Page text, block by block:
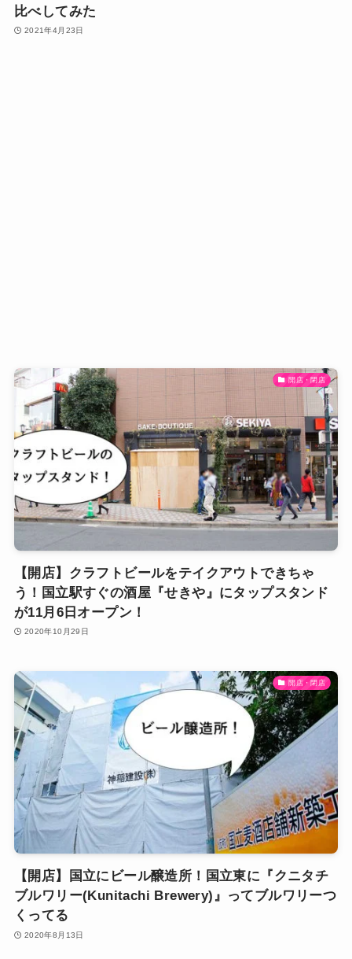
比べしてみた
2021年4月23日
開店・閉店
【開店】クラフトビールをテイクアウトできちゃ
う！国立駅すぐの酒屋『せきや』にタップスタンド
が11月6日オープン！
2020年10月29日
開店・閉店
【開店】国立にビール醸造所！国立東に『クニタチ
ブルワリー(Kunitachi Brewery)』ってブルワリーつ
くってる
2020年8月13日